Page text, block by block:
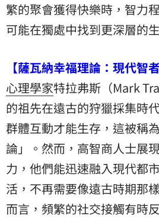
繁的聚會獲得快樂時，智力
可能在獨處中找到更深層的
【薩瓦納幸福理論：現代智
心理學家特拉弗斯（Mark
的祖先在遠古的狩獵採集時
群體互動才能生存，這被稱
論」。然而，高智商人士展
力，他們能迅速融入現代都
活，不再需要像遠古時期那
而言，頻繁的社交接觸有時